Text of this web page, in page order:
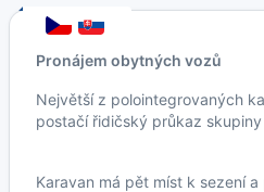
Pronájem obytných vozů
Největší z polointegrovaných
postačí řidičský průkaz skupiny
Karavan má pět míst k sezení